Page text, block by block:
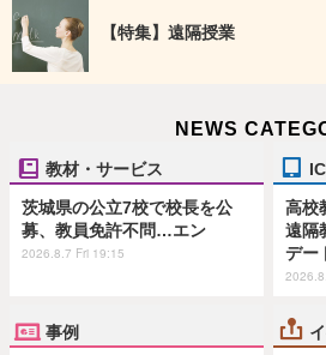
【特集】遠隔授業
NEWS
教材・サービス
茨城県の公立7校で校長を公
募、教員免許不問…エン
2026.8.7 Fri 19:15
高校
遠隔
デー
事例